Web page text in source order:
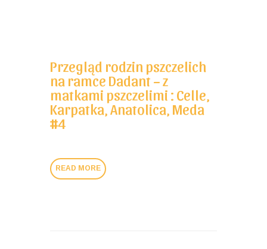
Przegląd rodzin pszczelich
na ramce Dadant – z
matkami pszczelimi : Celle,
Karpatka, Anatolica, Meda
#4
READ MORE